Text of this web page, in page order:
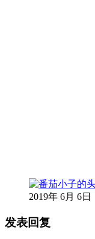
2019年 6月 6日
发表回复